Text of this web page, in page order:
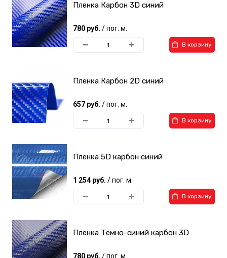
Кованый карбон
Пленка Карбон 3D синий
780 руб. / пог. м.
В корзину
Пленка Карбон 2D синий
657 руб. / пог. м.
В корзину
Пленка 5D карбон синий
1 254 руб. / пог. м.
В корзину
Пленка Темно-синий карбон 3D
780 руб. / пог. м.